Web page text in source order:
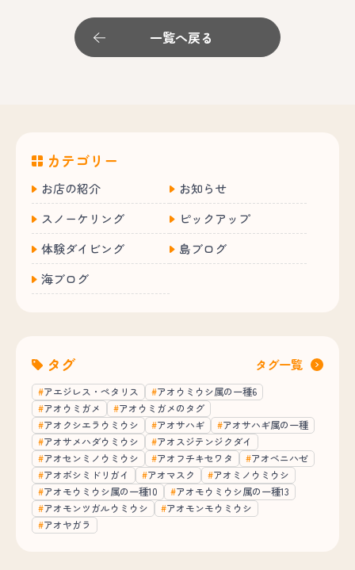
一覧へ戻る
カテゴリー
お店の紹介
お知らせ
スノーケリング
ピックアップ
体験ダイビング
島ブログ
海ブログ
タグ タグ一覧
アエジレス・ペタリス
アオウミウシ属の一種6
アオウミガメ
アオウミガメのタグ
アオクシエラウミウシ
アオサハギ
アオサハギ属の一種
アオサメハダウミウシ
アオスジテンジクダイ
アオセンミノウミウシ
アオフチキセワタ
アオベニハゼ
アオボシミドリガイ
アオマスク
アオミノウミウシ
アオモウミウシ属の一種10
アオモウミウシ属の一種13
アオモンツガルウミウシ
アオモンモウミウシ
アオヤガラ